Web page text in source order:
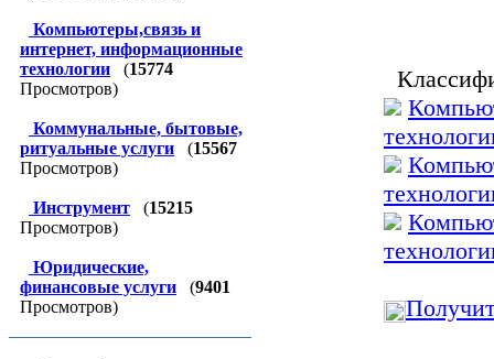
Компьютеры,связь и
интернет, информационные
технологии
(15774
Просмотров)
Коммунальные, бытовые,
ритуальные услуги
(15567
Просмотров)
Инструмент (15215
Просмотров)
Юридические,
финансовые услуги
(9401
Просмотров)